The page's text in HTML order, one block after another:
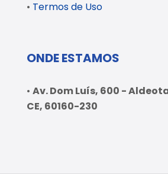
• Termos de Uso
ONDE ESTAMOS
• Av. Dom Luís, 600 -
CE, 60160-230